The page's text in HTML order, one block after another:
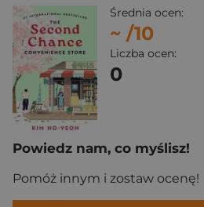
Średnia ocen:
~ /10
Liczba ocen:
0
Powiedz nam, co myślisz!
Pomóż innym i zostaw ocenę!